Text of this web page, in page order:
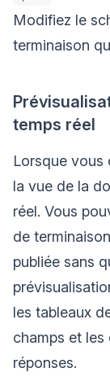
Modifiez le
terminaison
temps réel
Lorsque vous
la vue de la
réel. Vous
de
publiée sans
les tableaux
champs et
réponses.